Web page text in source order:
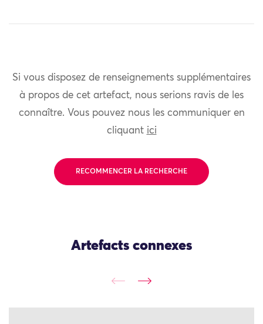
Si vous disposez de renseignements supplémentaires
à propos de cet artefact, nous serions ravis de les
connaître. Vous pouvez nous les communiquer en
cliquant ici
RECOMMENCER LA RECHERCHE
Artefacts connexes